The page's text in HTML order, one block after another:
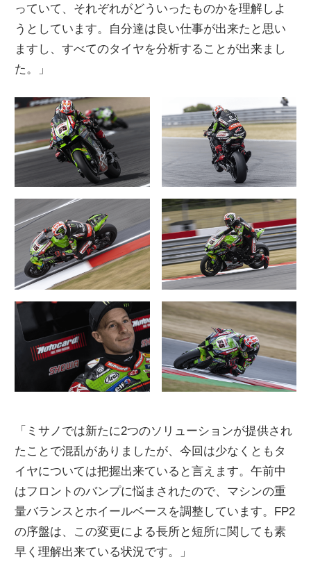
っていて、それぞれがどういったものかを理解しよ
うとしています。自分達は良い仕事が出来たと思い
ますし、すべてのタイヤを分析することが出来まし
た。」
「ミサノでは新たに2つのソリューションが提供され
たことで混乱がありましたが、今回は少なくともタ
イヤについては把握出来ていると言えます。午前中
はフロントのバンプに悩まされたので、マシンの重
量バランスとホイールベースを調整しています。FP2
の序盤は、この変更による長所と短所に関しても素
早く理解出来ている状況です。」